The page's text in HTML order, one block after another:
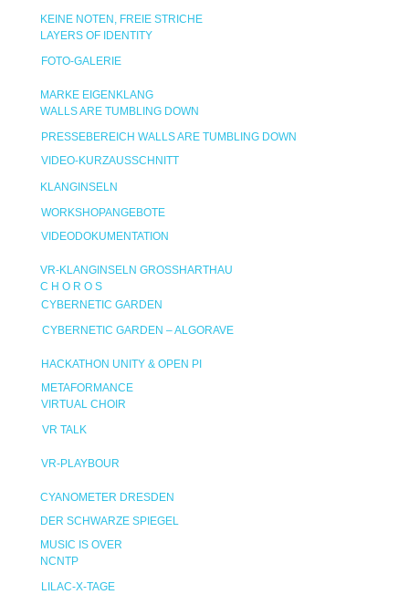
KEINE NOTEN, FREIE STRICHE
LAYERS OF IDENTITY
FOTO-GALERIE
MARKE EIGENKLANG
WALLS ARE TUMBLING DOWN
PRESSEBEREICH WALLS ARE TUMBLING DOWN
VIDEO-KURZAUSSCHNITT
KLANGINSELN
WORKSHOPANGEBOTE
VIDEODOKUMENTATION
VR-KLANGINSELN GROSSHARTHAU
C H O R O S
CYBERNETIC GARDEN
CYBERNETIC GARDEN – ALGORAVE
HACKATHON UNITY & OPEN PI
METAFORMANCE
VIRTUAL CHOIR
VR TALK
VR-PLAYBOUR
CYANOMETER DRESDEN
DER SCHWARZE SPIEGEL
MUSIC IS OVER
NCNTP
LILAC-X-TAGE